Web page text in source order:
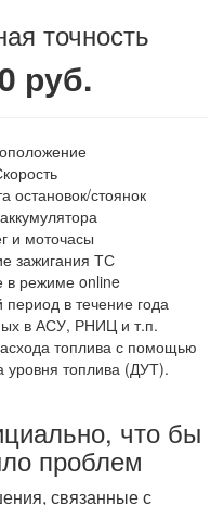
точность
руб.
остановок/стоянок
и моточасы
зажигания ТС
в режиме online
в течение года
в АСУ, РНИЦ и т.п.
топлива с помощью
уровня топлива (ДУТ).
что бы
проблем
связанные с